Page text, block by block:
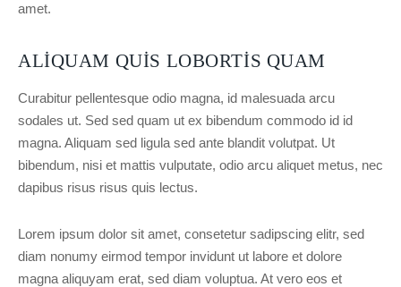
amet.
ALIQUAM QUIS LOBORTIS QUAM
Curabitur pellentesque odio magna, id malesuada arcu
sodales ut. Sed sed quam ut ex bibendum commodo id id
magna. Aliquam sed ligula sed ante blandit volutpat. Ut
bibendum, nisi et mattis vulputate, odio arcu aliquet metus, nec
dapibus risus risus quis lectus.
Lorem ipsum dolor sit amet, consetetur sadipscing elitr, sed
diam nonumy eirmod tempor invidunt ut labore et dolore
magna aliquyam erat, sed diam voluptua. At vero eos et